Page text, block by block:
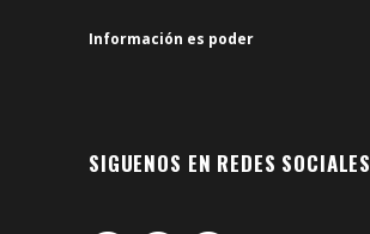
Información es poder
SIGUENOS EN REDES SOCIALES